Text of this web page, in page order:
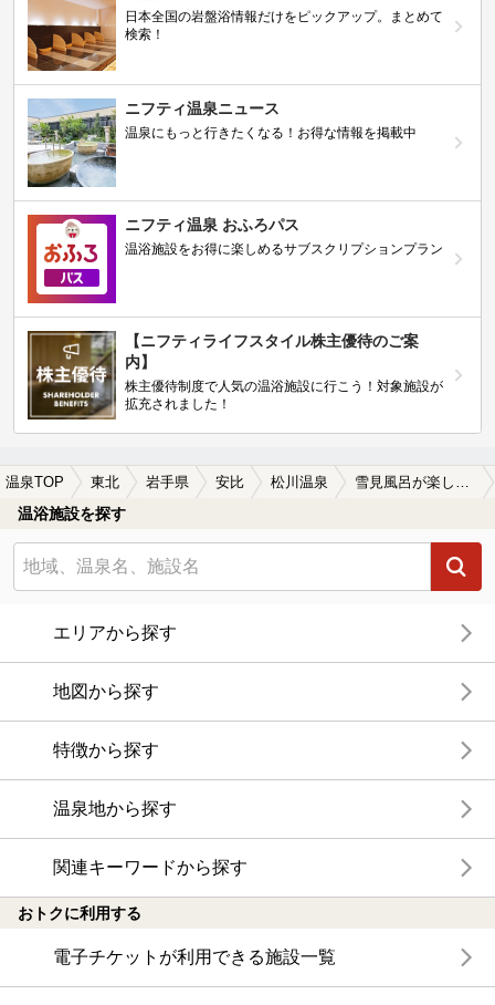
日本全国の岩盤浴情報だけをピックアップ。まとめて
検索！
ニフティ温泉ニュース
温泉にもっと行きたくなる！お得な情報を掲載中
ニフティ温泉 おふろパス
温浴施設をお得に楽しめるサブスクリプションプラン
【ニフティライフスタイル株主優待のご案
内】
株主優待制度で人気の温浴施設に行こう！対象施設が
拡充されました！
温泉TOP 東北 岩手県 安比 松川温泉 雪見風呂が楽しめる松川温泉の温泉、日帰り温泉、スーパー銭湯おすすめ
温浴施設を探す
エリアから探す
地図から探す
特徴から探す
温泉地から探す
関連キーワードから探す
おトクに利用する
電子チケットが利用できる施設一覧